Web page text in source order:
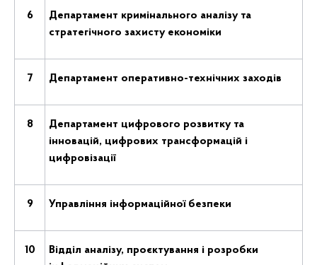
6
Департамент кримінального аналізу та
стратегічного захисту економіки
7 Департамент оперативно-технічних заходів
8
Департамент цифрового розвитку та
інновацій, цифрових трансформацій і
цифровізації
9 Управління інформаційної безпеки
10
Відділ аналізу, проєктування і розробки